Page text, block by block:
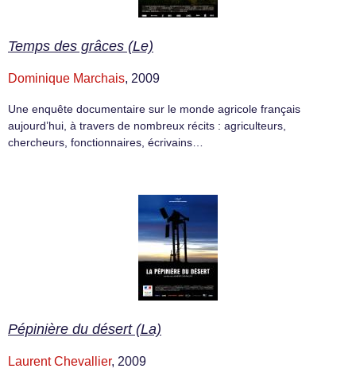
Temps des grâces (Le)
Dominique Marchais, 2009
Une enquête documentaire sur le monde agricole français
aujourd’hui, à travers de nombreux récits : agriculteurs,
chercheurs, fonctionnaires, écrivains…
Pépinière du désert (La)
Laurent Chevallier, 2009